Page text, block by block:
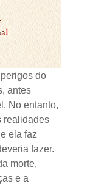
do
antes
No entanto,
realidades
ela faz
fazer.
morte,
e a